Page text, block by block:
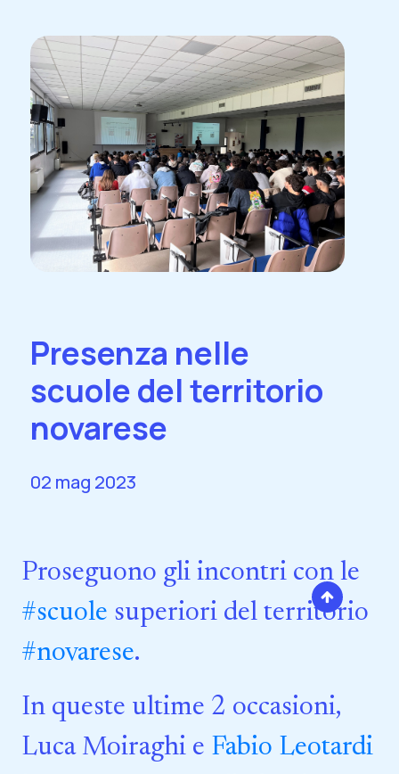
Presenza nelle
scuole del territorio
novarese
02 mag 2023
Proseguono gli incontri con le
#scuole superiori del territorio
#novarese.
In queste ultime 2 occasioni,
Luca Moiraghi e Fabio Leotardi